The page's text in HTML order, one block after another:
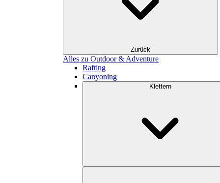
Zurück
Alles zu Outdoor & Adventure
Rafting
Canyoning
Klettern